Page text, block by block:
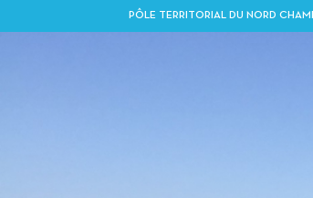
PÔLE TERRITORIAL DU NORD